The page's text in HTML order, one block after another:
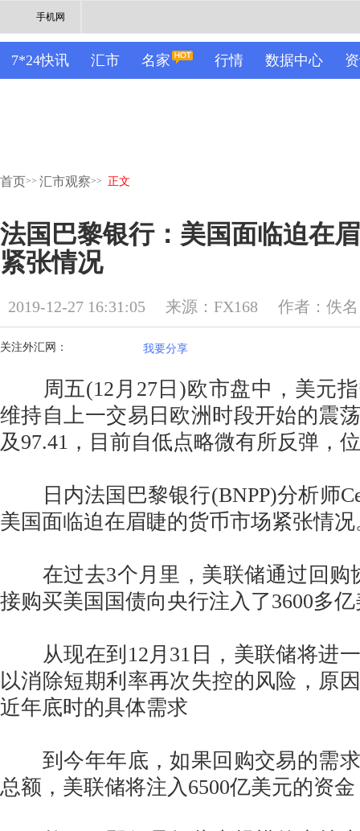
手机网
7*24快讯 汇市 名家 行情 数据中心
首页>> 汇市观察>> 正文
法国巴黎银行：美国面临迫在
紧张情况
2019-12-27 16:31:05 来源：FX168 作者：佚名
关注外汇网： 我要分享
周五(12月27日)欧市盘中，美元指
维持自上一交易日欧洲时段开始的震
及97.41，目前自低点略微有所反弹，
日内法国巴黎银行(BNPP)分析师
美国面临迫在眉睫的货币市场紧张情况
在过去3个月里，美联储通过回购
接购买美国国债向央行注入了3600多
从现在到12月31日，美联储将进
以消除短期利率再次失控的风险，原
近年底时的具体需求
到今年年底，如果回购交易的需求
总额，美联储将注入6500亿美元的资金